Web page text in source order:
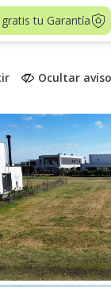
tu Garantía
Ocultar aviso